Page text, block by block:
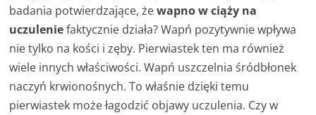
badania potwierdzające, żewapno w ciąży na
uczuleniefaktycznie działa? Wapń pozytywnie wpływa
nie tylko na kości i zęby. Pierwiastek ten ma również
wiele innych właściwości. Wapń uszczelnia śródbłonek
naczyń krwionośnych. To właśnie dzięki temu
pierwiastek może łagodzić objawy uczulenia. Czy w